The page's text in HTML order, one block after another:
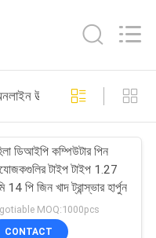
উত্পাদন
ডিআইপি কম্পিউটার পিন
টাইপ টাইপ 1.27
14 পি জিন খাদ ট্রান্স্ভার হার্পুন
MOQ:1000pcs
CONTACT